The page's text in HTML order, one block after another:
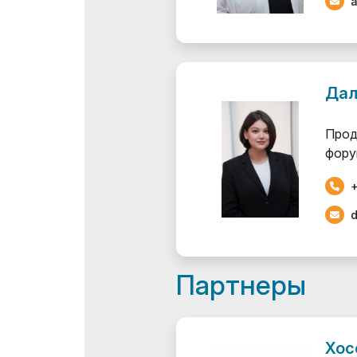
Партнеры